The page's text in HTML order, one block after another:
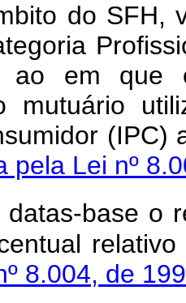
do SFH,
ao em que
mutuário
(IPC)
pela Lei nº
datas-base o
8.004, de